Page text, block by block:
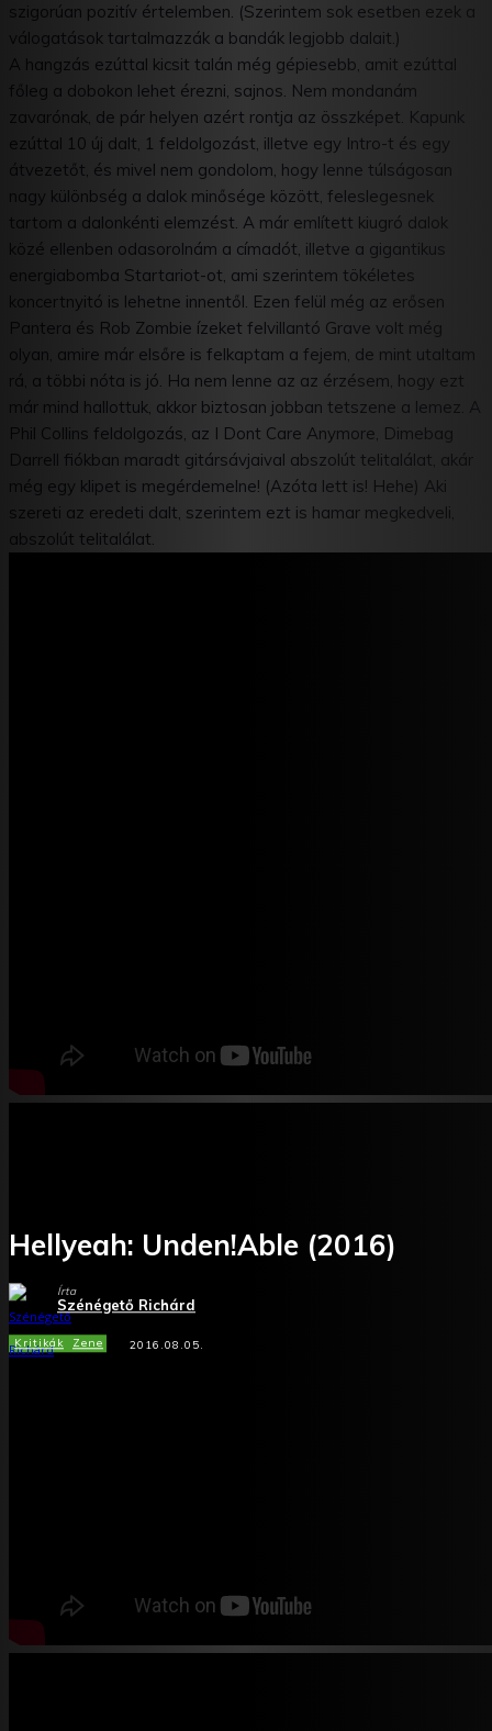
Hellyeah: Unden!Able (2016)
Írta
Szénégető Richárd
Kritikák Zene 2016.08.05.
szigorúan pozitív értelemben. (Szerintem sok esetben ezek a
válogatások tartalmazzák a bandák legjobb dalait.)
A hangzás ezúttal kicsit talán még gépiesebb, amit ezúttal
főleg a dobokon lehet érezni, sajnos. Nem mondanám
zavarónak, de pár helyen azért rontja az összképet. Kapunk
ezúttal 10 új dalt, 1 feldolgozást, illetve egy Intro-t és egy
átvezetőt, és mivel nem gondolom, hogy lenne túlságosan
nagy különbség a dalok minősége között, feleslegesnek
tartom a dalonkénti elemzést. A már említett kiugró dalok
közé ellenben odasorolnám a címadót, illetve a gigantikus
energiabomba Startariot-ot, ami szerintem tökéletes
koncertnyitó is lehetne innentől. Ezen felül még az erősen
Pantera és Rob Zombie ízeket felvillantó Grave volt még
olyan, amire már elsőre is felkaptam a fejem, de mint utaltam
rá, a többi nóta is jó. Ha nem lenne az az érzésem, hogy ezt
már mind hallottuk, akkor biztosan jobban tetszene a lemez. A
Phil Collins feldolgozás, az I Dont Care Anymore, Dimebag
Darrell fiókban maradt gitársávjaival abszolút telitalálat, akár
még egy klipet is megérdemelne! (Azóta lett is! Hehe) Aki
szereti az eredeti dalt, szerintem ezt is hamar megkedveli,
abszolút telitalálat.